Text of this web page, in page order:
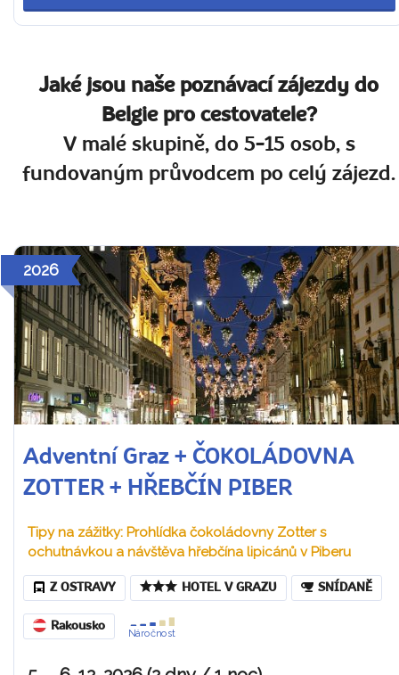
Jaké jsou naše poznávací zájezdy do
Belgie pro cestovatele?
V malé skupině, do 5-15 osob, s
fundovaným průvodcem po celý zájezd.
2026
Adventní Graz + ČOKOLÁDOVNA
ZOTTER + HŘEBČÍN PIBER
Tipy na zážitky: Prohlídka čokoládovny Zotter s
ochutnávkou a návštěva hřebčína lipicánů v Piberu
Z OSTRAVY HOTEL V GRAZU SNÍDANĚ
Rakousko
Náročnost